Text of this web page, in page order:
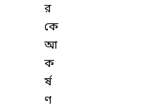
র
কে
আ
ক
র্ষ
ণ